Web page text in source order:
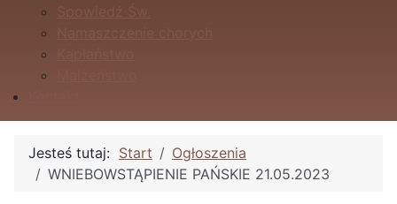
Jesteś tutaj: Start
Ogłoszenia
WNIEBOWSTĄPIENIE PAŃSKIE 21.05.2023